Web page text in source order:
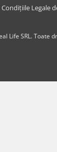
Legale
Life SRL. Toate